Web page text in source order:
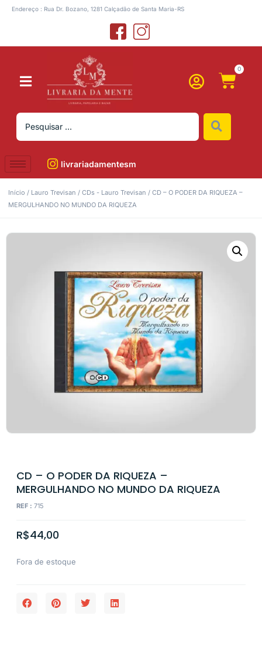
Endereço : Rua Dr. Bozano, 1281 Calçadão de Santa Maria-RS
0
livrariadamentesm
Início / Lauro Trevisan / CDs - Lauro Trevisan / CD – O PODER DA RIQUEZA –
MERGULHANDO NO MUNDO DA RIQUEZA
CD – O PODER DA RIQUEZA –
MERGULHANDO NO MUNDO DA RIQUEZA
REF : 715
R$44,00
Fora de estoque